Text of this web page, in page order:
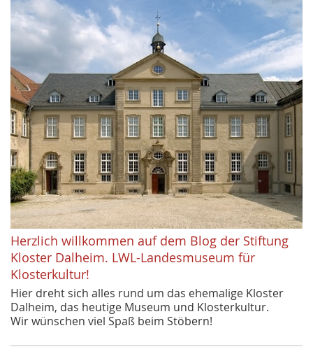
Herzlich willkommen auf dem Blog der Stiftung
Kloster Dalheim. LWL-Landesmuseum für
Klosterkultur!
Hier dreht sich alles rund um das ehemalige Kloster
Dalheim, das heutige Museum und Klosterkultur.
Wir wünschen viel Spaß beim Stöbern!